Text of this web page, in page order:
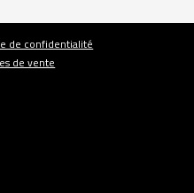
de confidentialité
de vente